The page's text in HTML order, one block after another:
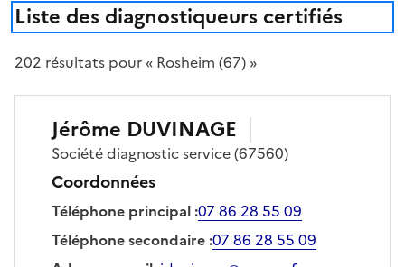
Liste des diagnostiqueurs certifiés
202 résultats pour « Rosheim (67) »
Jérôme DUVINAGE
Sociétédiagnostic service(67560)
Coordonnées
Téléphone principal:07 86 28 55 09
Téléphone secondaire:07 86 28 55 09